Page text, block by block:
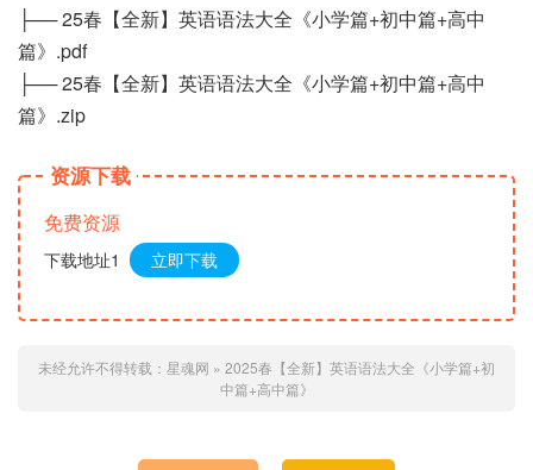
├── 25春【全新】英语语法大全《小学篇+初中篇+高中
篇》.pdf
├── 25春【全新】英语语法大全《小学篇+初中篇+高中
篇》.zip
资源下载
免费资源
下载地址1 立即下载
未经允许不得转载： 星魂网 » 2025春【全新】英语语法大全《小学篇+初
中篇+高中篇》